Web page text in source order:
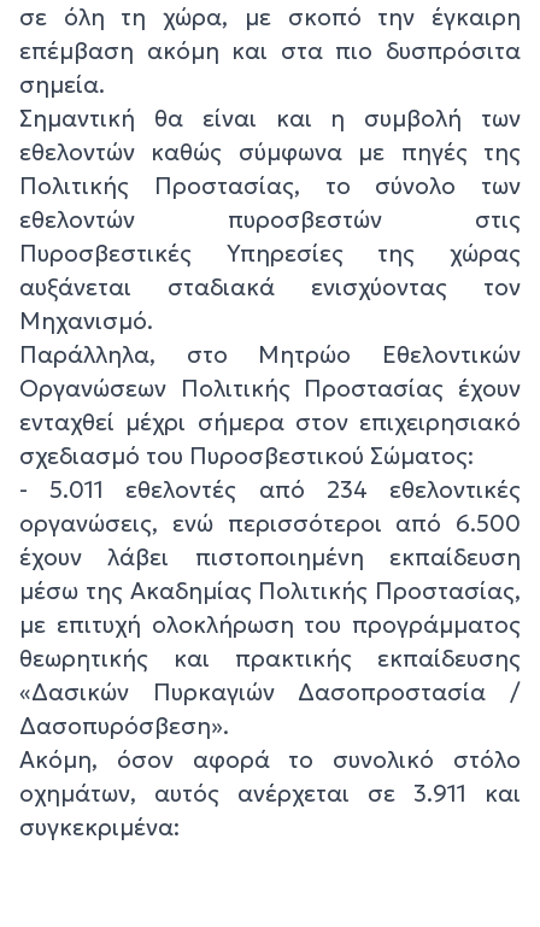
σε όλη τη χώρα, με σκοπό την έγκαιρη
επέμβαση ακόμη και στα πιο δυσπρόσιτα
σημεία.
Σημαντική θα είναι και η συμβολή των
εθελοντών καθώς σύμφωνα με πηγές της
Πολιτικής Προστασίας, το σύνολο των
εθελοντών πυροσβεστών στις
Πυροσβεστικές Υπηρεσίες της χώρας
αυξάνεται σταδιακά ενισχύοντας τον
Μηχανισμό.
Παράλληλα, στο Μητρώο Εθελοντικών
Οργανώσεων Πολιτικής Προστασίας έχουν
ενταχθεί μέχρι σήμερα στον επιχειρησιακό
σχεδιασμό του Πυροσβεστικού Σώματος:
- 5.011 εθελοντές από 234 εθελοντικές
οργανώσεις, ενώ περισσότεροι από 6.500
έχουν λάβει πιστοποιημένη εκπαίδευση
μέσω της Ακαδημίας Πολιτικής Προστασίας,
με επιτυχή ολοκλήρωση του προγράμματος
θεωρητικής και πρακτικής εκπαίδευσης
«Δασικών Πυρκαγιών Δασοπροστασία /
Δασοπυρόσβεση».
Ακόμη, όσον αφορά το συνολικό στόλο
οχημάτων, αυτός ανέρχεται σε 3.911 και
συγκεκριμένα: